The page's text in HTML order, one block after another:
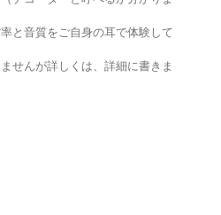
と音質をご自身の耳で体験して
せんが詳しくは、詳細に書きま